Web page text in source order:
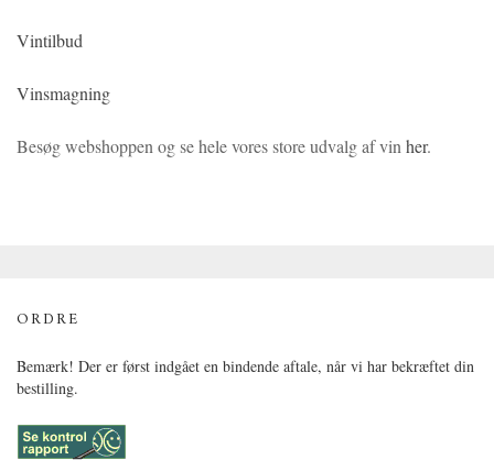
Vintilbud
Vinsmagning
Besøg webshoppen og se hele vores store udvalg af vin her.
ORDRE
Bemærk! Der er først indgået en bindende aftale, når vi har bekræftet din
bestilling.